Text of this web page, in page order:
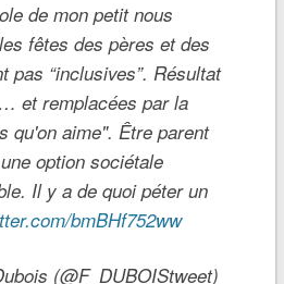
de mon petit nous
fêtes des pères et des
pas “inclusives”. Résultat
et remplacées par la
qu'on aime". Être parent
option sociétale
Il y a de quoi péter un
bmBHf752ww
(@F_DUBOIStweet)